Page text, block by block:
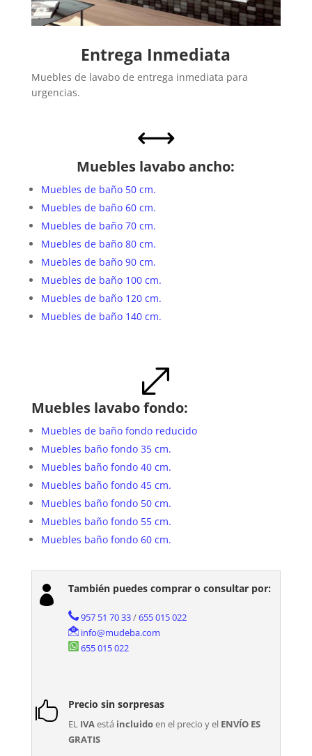
Entrega Inmediata
Muebles de lavabo de entrega inmediata para
urgencias.
,
Muebles lavabo ancho:
Muebles de baño 50 cm.
Muebles de baño 60 cm.
Muebles de baño 70 cm.
Muebles de baño 80 cm.
Muebles de baño 90 cm.
Muebles de baño 100 cm.
Muebles de baño 120 cm.
Muebles de baño 140 cm.
.
Muebles lavabo fondo:
Muebles de baño fondo reducido
Muebles baño fondo 35 cm.
Muebles baño fondo 40 cm.
Muebles baño fondo 45 cm.
Muebles baño fondo 50 cm.
Muebles baño fondo 55 cm.
Muebles baño fondo 60 cm.
 También puedes comprar o consultar por:
957 51 70 33/655 015 022
info@mudeba.com
655 015 022
 Precio sin sorpresas
EL IVAestá incluidoen el precio y el ENVÍO ES
GRATIS